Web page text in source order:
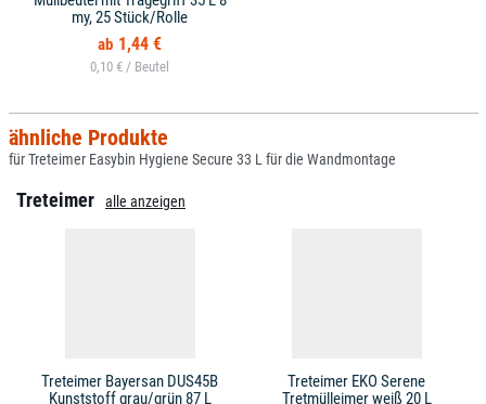
my, 25 Stück/Rolle
1,44 €
0,10 € /
ähnliche Produkte
für Treteimer Easybin Hygiene Secure 33 L für die Wandmontage
Treteimer alle anzeigen
Treteimer Bayersan DUS45B
Kunststoff grau/grün 87 L
Treteimer EKO Serene
Tretmülleimer weiß 20 L